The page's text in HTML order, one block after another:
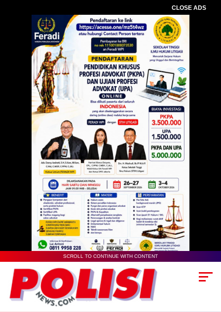
CLOSE ADS
SCROLL TO CONTINUE WITH CONTENT